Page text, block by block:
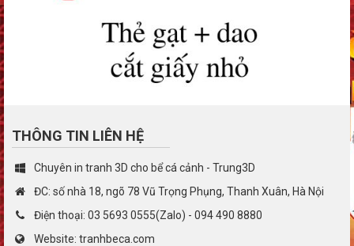
THÔNG TIN LIÊN HỆ
Chuyên in tranh 3D cho bể cá cảnh - Trung3D
ĐC: số nhà 18, ngõ 78 Vũ Trọng Phụng, Thanh Xuân, Hà Nội
Điện thoại: 03 5693 0555(Zalo) - 094 490 8880
Website: tranhbeca.com